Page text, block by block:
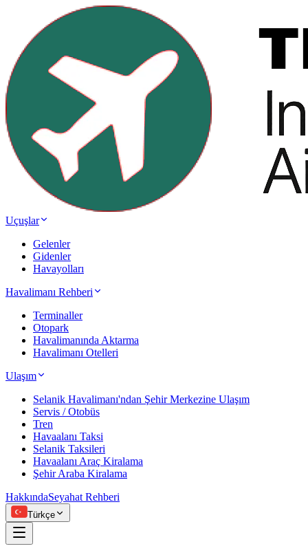
Uçuşlar
Gelenler
Gidenler
Havayolları
Havalimanı Rehberi
Terminaller
Otopark
Havalimanında Aktarma
Havalimanı Otelleri
Ulaşım
Selanik Havalimanı'ndan Şehir Merkezine Ulaşım
Servis / Otobüs
Tren
Havaalanı Taksi
Selanik Taksileri
Havaalanı Araç Kiralama
Şehir Araba Kiralama
HakkındaSeyahat Rehberi
Türkçe